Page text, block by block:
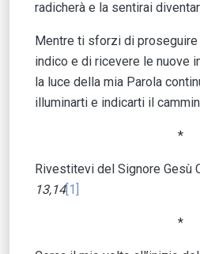
radicherà e la sentirai
Mentre ti sforzi di
indico e di ricevere le nuove
la luce della mia Parola
illuminarti e indicarti il
*
Rivestitevi del Signore Gesù
13,14[1]
*